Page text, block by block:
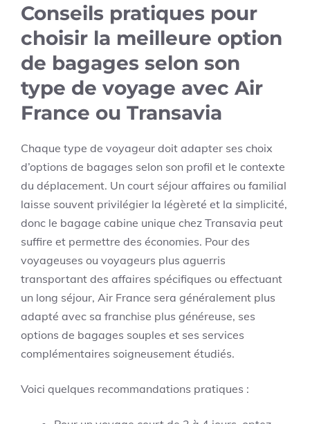
Conseils pratiques pour
choisir la meilleure option
de bagages selon son
type de voyage avec Air
France ou Transavia
Chaque type de voyageur doit adapter ses choix
d’options de bagages selon son profil et le contexte
du déplacement. Un court séjour affaires ou familial
laisse souvent privilégier la légèreté et la simplicité,
donc le bagage cabine unique chez Transavia peut
suffire et permettre des économies. Pour des
voyageuses ou voyageurs plus aguerris
transportant des affaires spécifiques ou effectuant
un long séjour, Air France sera généralement plus
adapté avec sa franchise plus généreuse, ses
options de bagages souples et ses services
complémentaires soigneusement étudiés.
Voici quelques recommandations pratiques :